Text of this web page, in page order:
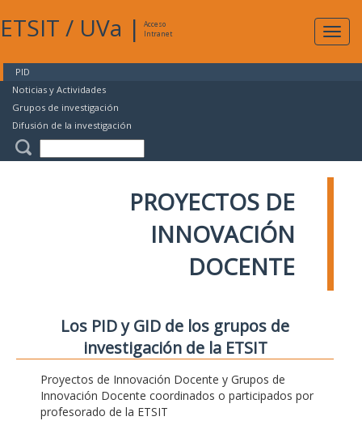
ETSIT / UVa |
Acceso
Intranet
PID
Noticias y Actividades
Grupos de investigación
Difusión de la investigación
PROYECTOS DE
INNOVACIÓN
DOCENTE
Los PID y GID de los grupos de
investigación de la ETSIT
Proyectos de Innovación Docente y Grupos de
Innovación Docente coordinados o participados por
profesorado de la ETSIT